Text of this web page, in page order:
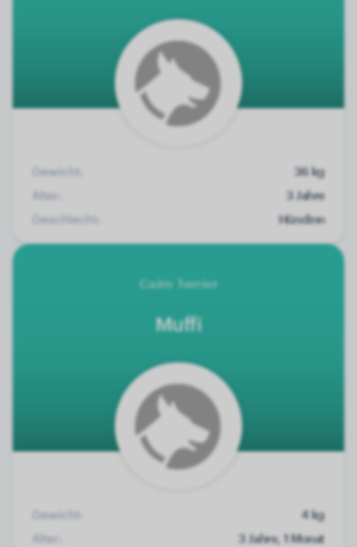
Gewicht:
36 kg
Alter:
3 Jahre
Geschlecht:
Hündinn
Cairn Terrier
Muffi
Gewicht:
4 kg
Alter:
3 Jahre, 1 Monat